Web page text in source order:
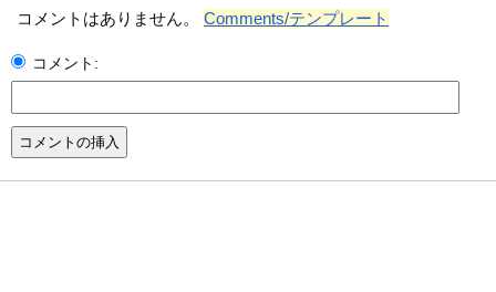
コメントはありません。Comments/テンプレート
コメント: